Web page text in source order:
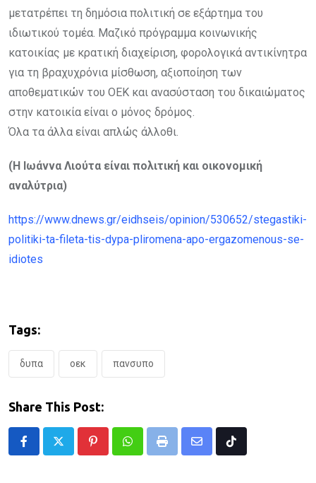
μετατρέπει τη δημόσια πολιτική σε εξάρτημα του
ιδιωτικού τομέα. Μαζικό πρόγραμμα κοινωνικής
κατοικίας με κρατική διαχείριση, φορολογικά αντικίνητρα
για τη βραχυχρόνια μίσθωση, αξιοποίηση των
αποθεματικών του ΟΕΚ και ανασύσταση του δικαιώματος
στην κατοικία είναι ο μόνος δρόμος.
Όλα τα άλλα είναι απλώς άλλοθι.
(Η Ιωάννα Λιούτα είναι πολιτική και οικονομική
αναλύτρια)
https://www.dnews.gr/eidhseis/opinion/530652/stegastiki-
politiki-ta-fileta-tis-dypa-pliromena-apo-ergazomenous-se-
idiotes
Tags:
δυπα οεκ πανσυπο
Share This Post:
PinterestWhatsappPrint
Share
Tiktok